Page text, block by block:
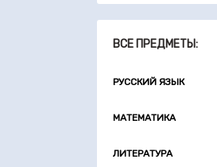
ВСЕ ПРЕДМЕТЫ:
РУССКИЙ ЯЗЫК
МАТЕМАТИКА
ЛИТЕРАТУРА